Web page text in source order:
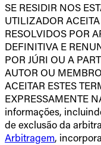
SE RESIDIR NOS
UTILIZADOR
RESOLVIDOS POR
DEFINITIVA E
POR JÚRI OU A
AUTOR OU
ACEITAR ESTES
EXPRESSAMENTE
informações,
de exclusão da
Arbitragem,